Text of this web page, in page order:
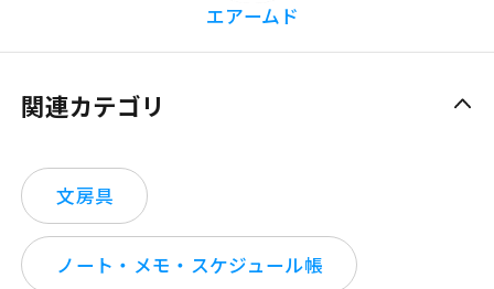
エアームド
関連カテゴリ
文房具
ノート・メモ・スケジュール帳